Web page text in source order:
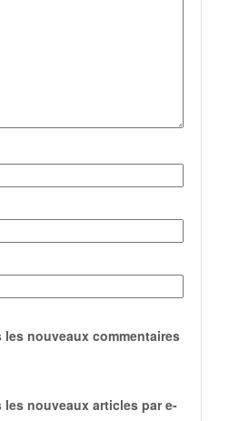
les nouveaux commentaires
les nouveaux articles par e-